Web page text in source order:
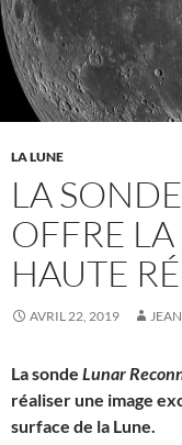
LA LUNE
LA
OFFRE
HAUTE
AVRIL 22, 2019
La sonde Lunar
réaliser une image
surface de la Lune.